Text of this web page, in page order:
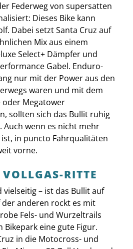
Federweg von supersatten
Dieses Bike kann
Dabei setzt Santa Cruz auf
Mix aus einem
Select+ Dämpfer und
Gabel. Enduro-
nur mit der Power aus den
waren und mit dem
oder Megatower
sollten sich das Bullit ruhig
Auch wenn es nicht mehr
in puncto Fahrqualitäten
vorne.
VOLLGAS-RITTE
vielseitig – ist das Bullit auf
der anderen rockt es mit
Fels- und Wurzeltrails
Bikepark eine gute Figur.
in die Motocross- und